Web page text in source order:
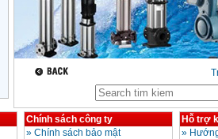
Chính sách công ty
» Chính sách bảo mật
Hỗ trợ
»